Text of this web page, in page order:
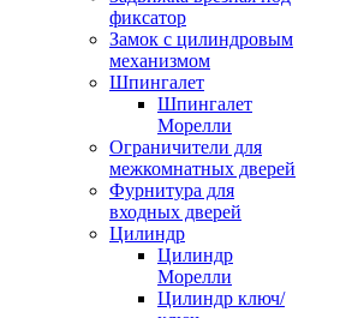
фиксатор
Замок с цилиндровым
механизмом
Шпингалет
Шпингалет
Морелли
Ограничители для
межкомнатных дверей
Фурнитура для
входных дверей
Цилиндр
Цилиндр
Морелли
Цилиндр ключ/